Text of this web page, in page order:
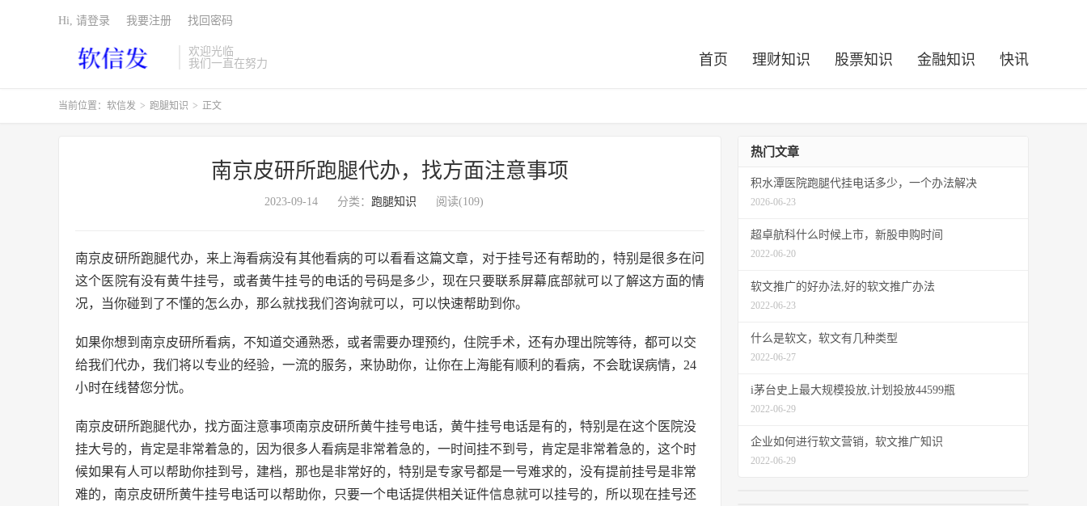
欢迎光临
我们一直在努力
首页 理财知识 股票知识 金融知识 快讯
Hi, 请登录 我要注册 找回密码
当前位置： 软信发 > 跑腿知识 > 正文
南京皮研所跑腿代办，找方面注意事项
2023-09-14 分类： 跑腿知识 阅读(109)
南京皮研所跑腿代办，来上海看病没有其他看病的可以看看这篇文章，对于挂号还有帮助的，特别是很多在问
这个医院有没有黄牛挂号，或者黄牛挂号的电话的号码是多少，现在只要联系屏幕底部就可以了解这方面的情
况，当你碰到了不懂的怎么办，那么就找我们咨询就可以，可以快速帮助到你。
如果你想到南京皮研所看病，不知道交通熟悉，或者需要办理预约，住院手术，还有办理出院等待，都可以交
给我们代办，我们将以专业的经验，一流的服务，来协助你，让你在上海能有顺利的看病，不会耽误病情，24
小时在线替您分忧。
南京皮研所跑腿代办，找方面注意事项南京皮研所黄牛挂号电话，黄牛挂号电话是有的，特别是在这个医院没
挂大号的，肯定是非常着急的，因为很多人看病是非常着急的，一时间挂不到号，肯定是非常着急的，这个时
候如果有人可以帮助你挂到号，建档，那也是非常好的，特别是专家号都是一号难求的，没有提前挂号是非常
难的，南京皮研所黄牛挂号电话可以帮助你，只要一个电话提供相关证件信息就可以挂号的，所以现在挂号还
热门文章
积水潭医院跑腿代挂电话多少，一个办法解决
2026-06-23
超卓航科什么时候上市，新股申购时间
2022-06-20
软文推广的好办法,好的软文推广办法
2022-06-23
什么是软文，软文有几种类型
2022-06-27
i茅台史上最大规模投放,计划投放44599瓶
2022-06-29
企业如何进行软文营销，软文推广知识
2022-06-29